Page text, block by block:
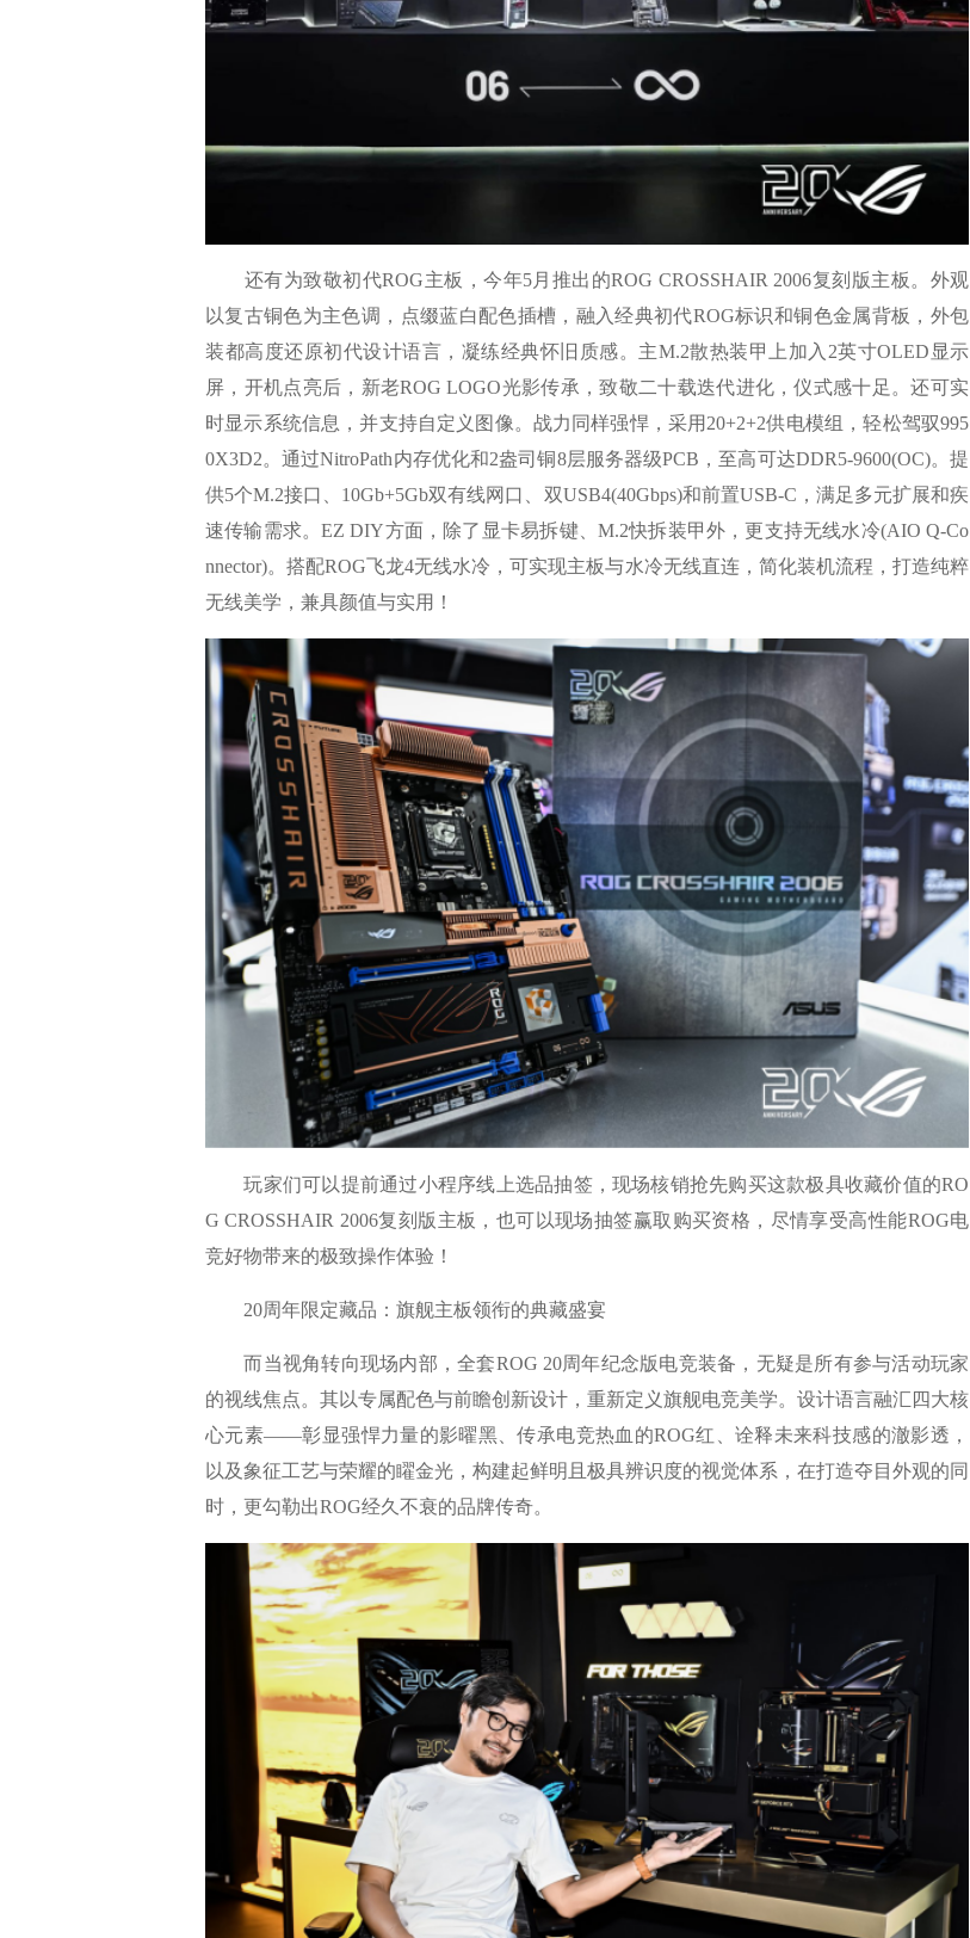
还有为致敬初代ROG主板，今年5月推出的ROG CROSSHAIR 2006复刻版主板。外观
以复古铜色为主色调，点缀蓝白配色插槽，融入经典初代ROG标识和铜色金属背板，外包
装都高度还原初代设计语言，凝练经典怀旧质感。主M.2散热装甲上加入2英寸OLED显示
屏，开机点亮后，新老ROG LOGO光影传承，致敬二十载迭代进化，仪式感十足。还可实
时显示系统信息，并支持自定义图像。战力同样强悍，采用20+2+2供电模组，轻松驾驭995
0X3D2。通过NitroPath内存优化和2盎司铜8层服务器级PCB，至高可达DDR5-9600(OC)。提
供5个M.2接口、10Gb+5Gb双有线网口、双USB4(40Gbps)和前置USB-C，满足多元扩展和疾
速传输需求。EZ DIY方面，除了显卡易拆键、M.2快拆装甲外，更支持无线水冷(AIO Q-Co
nnector)。搭配ROG飞龙4无线水冷，可实现主板与水冷无线直连，简化装机流程，打造纯粹
无线美学，兼具颜值与实用！
玩家们可以提前通过小程序线上选品抽签，现场核销抢先购买这款极具收藏价值的RO
G CROSSHAIR 2006复刻版主板，也可以现场抽签赢取购买资格，尽情享受高性能ROG电
竞好物带来的极致操作体验！
20周年限定藏品：旗舰主板领衔的典藏盛宴
而当视角转向现场内部，全套ROG 20周年纪念版电竞装备，无疑是所有参与活动玩家
的视线焦点。其以专属配色与前瞻创新设计，重新定义旗舰电竞美学。设计语言融汇四大核
心元素——彰显强悍力量的影曜黑、传承电竞热血的ROG红、诠释未来科技感的澈影透，
以及象征工艺与荣耀的矅金光，构建起鲜明且极具辨识度的视觉体系，在打造夺目外观的同
时，更勾勒出ROG经久不衰的品牌传奇。